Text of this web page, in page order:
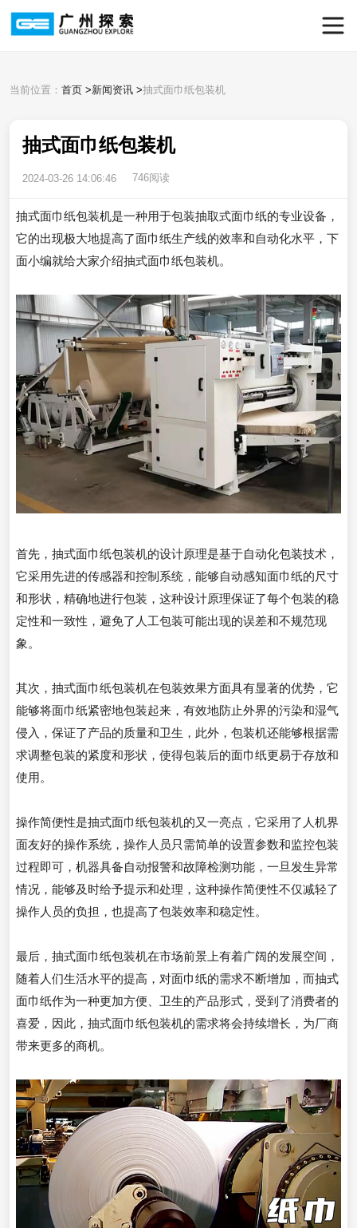
当前位置： 首页 >新闻资讯 >抽式面巾纸包装机
抽式面巾纸包装机
2024-03-26 14:06:46 746阅读
抽式面巾纸包装机是一种用于包装抽取式面巾纸的专业设备，
它的出现极大地提高了面巾纸生产线的效率和自动化水平，下
面小编就给大家介绍抽式面巾纸包装机。
首先，抽式面巾纸包装机的设计原理是基于自动化包装技术，
它采用先进的传感器和控制系统，能够自动感知面巾纸的尺寸
和形状，精确地进行包装，这种设计原理保证了每个包装的稳
定性和一致性，避免了人工包装可能出现的误差和不规范现
象。
其次，抽式面巾纸包装机在包装效果方面具有显著的优势，它
能够将面巾纸紧密地包装起来，有效地防止外界的污染和湿气
侵入，保证了产品的质量和卫生，此外，包装机还能够根据需
求调整包装的紧度和形状，使得包装后的面巾纸更易于存放和
使用。
操作简便性是抽式面巾纸包装机的又一亮点，它采用了人机界
面友好的操作系统，操作人员只需简单的设置参数和监控包装
过程即可，机器具备自动报警和故障检测功能，一旦发生异常
情况，能够及时给予提示和处理，这种操作简便性不仅减轻了
操作人员的负担，也提高了包装效率和稳定性。
最后，抽式面巾纸包装机在市场前景上有着广阔的发展空间，
随着人们生活水平的提高，对面巾纸的需求不断增加，而抽式
面巾纸作为一种更加方便、卫生的产品形式，受到了消费者的
喜爱，因此，抽式面巾纸包装机的需求将会持续增长，为厂商
带来更多的商机。